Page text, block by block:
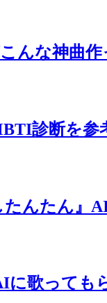
んな神曲作
診断を参
たんたん』
に歌っても